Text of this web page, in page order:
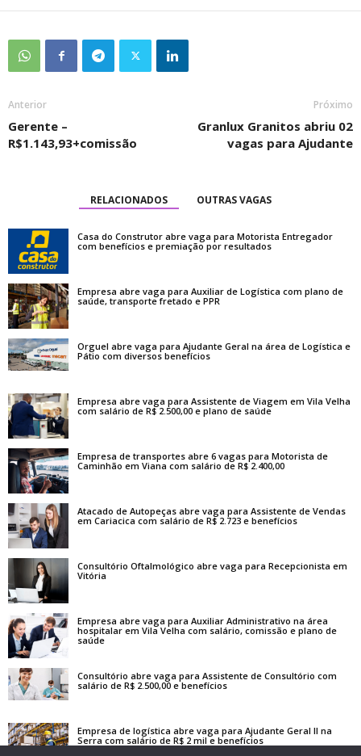
Anterior
Gerente –
R$1.143,93+comissão
Próximo
Granlux Granitos abriu 02
vagas para Ajudante
RELACIONADOS OUTRAS VAGAS
Casa do Construtor abre vaga para Motorista Entregador
com benefícios e premiação por resultados
Empresa abre vaga para Auxiliar de Logística com plano de
saúde, transporte fretado e PPR
Orguel abre vaga para Ajudante Geral na área de Logística e
Pátio com diversos benefícios
Empresa abre vaga para Assistente de Viagem em Vila Velha
com salário de R$ 2.500,00 e plano de saúde
Empresa de transportes abre 6 vagas para Motorista de
Caminhão em Viana com salário de R$ 2.400,00
Atacado de Autopeças abre vaga para Assistente de Vendas
em Cariacica com salário de R$ 2.723 e benefícios
Consultório Oftalmológico abre vaga para Recepcionista em
Vitória
Empresa abre vaga para Auxiliar Administrativo na área
hospitalar em Vila Velha com salário, comissão e plano de
saúde
Consultório abre vaga para Assistente de Consultório com
salário de R$ 2.500,00 e benefícios
Empresa de logística abre vaga para Ajudante Geral II na
Serra com salário de R$ 2 mil e benefícios